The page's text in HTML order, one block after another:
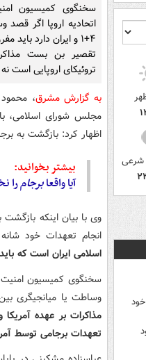
شرعی
سخنگوی کمیسیون
اتحادیه اروپا اگر
۴+۱ و ایران دارد
تقصیر بن بست
تروئیکای اروپایی است
به گزارش مشرق،
مجلس شورای اسلامی، با
اظهار کرد: بازگشت به
بیشتر بخوانید:
آیا واقعابرجامرا
وی با بیان اینکه
انجام تعهدات خود
اسلامی ایران است که
سخنگوی کمیسیون امنیت
وساطت یا میانجیگری بین ۴+۱ و ایران
مذاکرات بر عهده
تعهدات برجامی توسط